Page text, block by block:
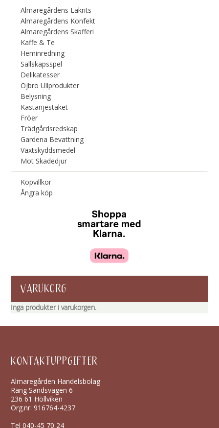
Almaregårdens Lakrits
Almaregårdens Konfekt
Almaregårdens Skafferi
Kaffe & Te
Heminredning
Sällskapsspel
Delikatesser
Öjbro Ullprodukter
Belysning
Kastanjestaket
Fröer
Trädgårdsredskap
Gardena Bevattning
Växtskyddsmedel
Mot Skadedjur
Köpvillkor
Ångra köp
VARUKORG
Inga produkter i varukorgen.
KONTAKTUPPGIFTER
Almaregården Handelsbolag
Räng Sandsvägen 6
236 61 Höllviken
Org.nr: 916764-4237
Tel040-45 70 24